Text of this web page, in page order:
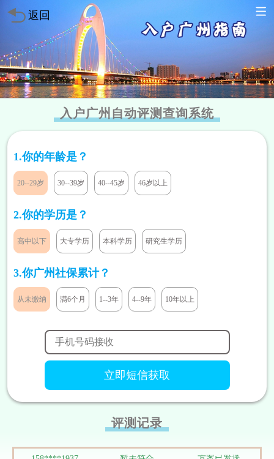
返回
入户广州自动评测查询系统
1.你的年龄是？
20--29岁 30--39岁 40--45岁 46岁以上
2.你的学历是？
高中以下 大专学历 本科学历 研究生学历
3.你广州社保累计？
从未缴纳 满6个月 1--3年 4--9年 10年以上
评测记录
136****7047 暂未符合
189****2466
185****8446 符合条件
138****9527 暂未符合 方案已发送
131****7811
133****5319 暂未符合 方案已发送
符合条件
暂未符合
158****1937 暂未符合 方案已发送